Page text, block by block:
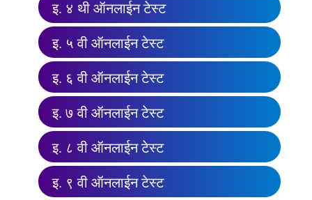
इ. ४ थी ऑनलाईन टेस्ट
इ. ५ वी ऑनलाईन टेस्ट
इ. ६ वी ऑनलाईन टेस्ट
इ. ७ वी ऑनलाईन टेस्ट
इ. ८ वी ऑनलाईन टेस्ट
इ. ९ वी ऑनलाईन टेस्ट